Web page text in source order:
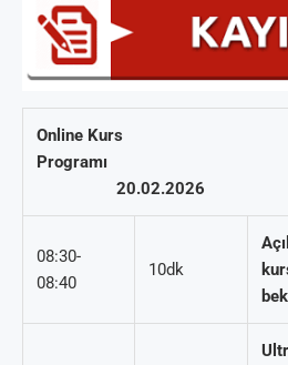
Online Kurs
20.02.2026
08:30-
08:40
10dk